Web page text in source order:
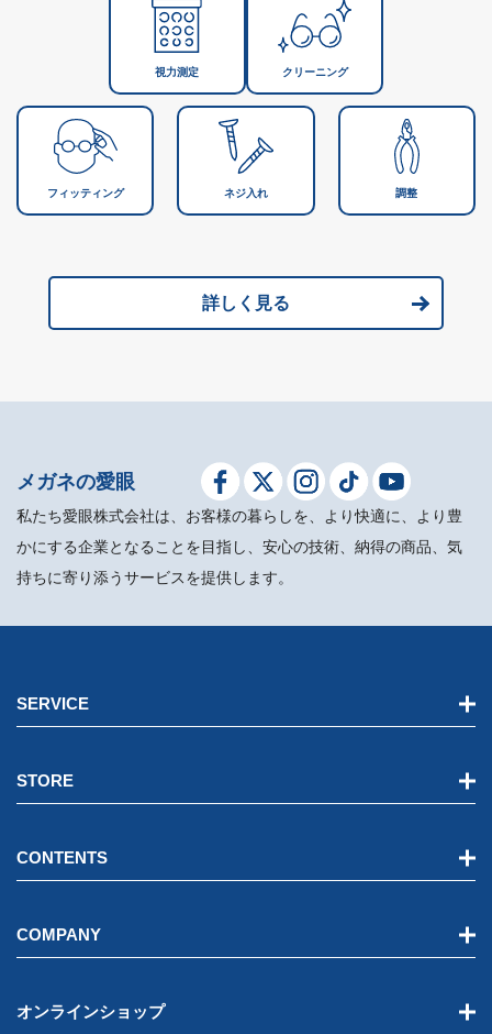
視力測定 クリーニング
フィッティング ネジ入れ 調整
詳しく見る
メガネの愛眼
私たち愛眼株式会社は、お客様の暮らしを、より快適に、より豊
かにする企業となることを目指し、安心の技術、納得の商品、気
持ちに寄り添うサービスを提供します。
SERVICE
STORE
CONTENTS
COMPANY
オンラインショップ